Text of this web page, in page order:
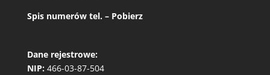
Spis numerów tel. – Pobierz
Dane rejestrowe:
NIP: 466-03-87-504